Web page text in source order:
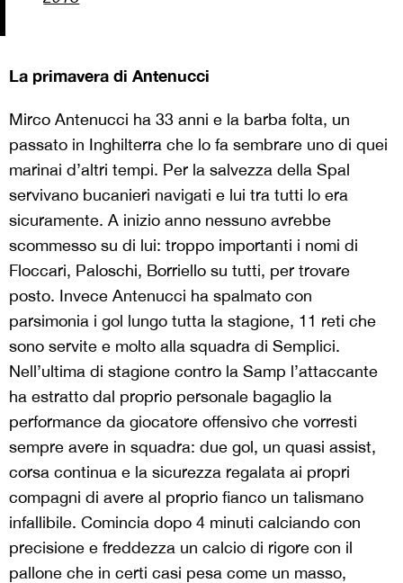
La primavera di Antenucci
Mirco Antenucci ha 33 anni e la barba folta, un
passato in Inghilterra che lo fa sembrare uno di quei
marinai d’altri tempi. Per la salvezza della Spal
servivano bucanieri navigati e lui tra tutti lo era
sicuramente. A inizio anno nessuno avrebbe
scommesso su di lui: troppo importanti i nomi di
Floccari, Paloschi, Borriello su tutti, per trovare
posto. Invece Antenucci ha spalmato con
parsimonia i gol lungo tutta la stagione, 11 reti che
sono servite e molto alla squadra di Semplici.
Nell’ultima di stagione contro la Samp l’attaccante
ha estratto dal proprio personale bagaglio la
performance da giocatore offensivo che vorresti
sempre avere in squadra: due gol, un quasi assist,
corsa continua e la sicurezza regalata ai propri
compagni di avere al proprio fianco un talismano
infallibile. Comincia dopo 4 minuti calciando con
precisione e freddezza un calcio di rigore con il
pallone che in certi casi pesa come un masso,